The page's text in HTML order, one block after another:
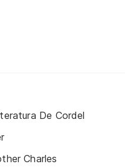
De Cordel
Charles